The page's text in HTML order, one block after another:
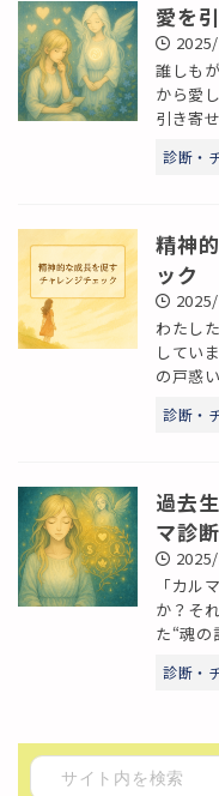
愛を
誰しも
から愛
引き寄
診断・
精神
ック
わたし
してい
の戸惑
診断・
過去
マ診断
「カル
か？そ
た“魂の
診断・